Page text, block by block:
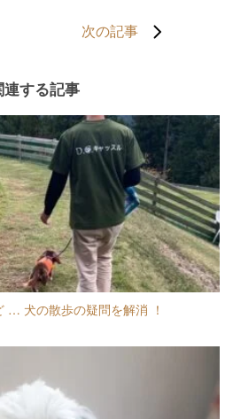
次の記事
連する記事
… 犬の散歩の疑問を解消 ！